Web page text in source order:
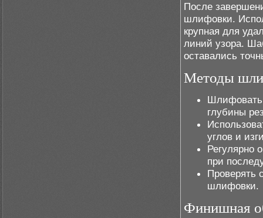
После
шлифовки.
крупная для
линий узора.
оставались
Методы
Шлифовать
глубины
углов и
Регулярно
при
Проверять
шлифовки.
Финишная